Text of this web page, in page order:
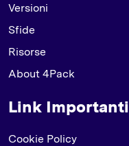
Versioni
Sfide
Risorse
About 4Pack
Link Importanti
Cookie Policy